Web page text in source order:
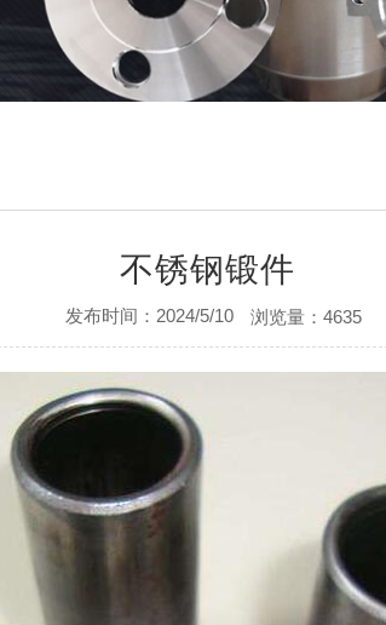
不锈钢锻件
发布时间：2024/5/10 浏览量：4635